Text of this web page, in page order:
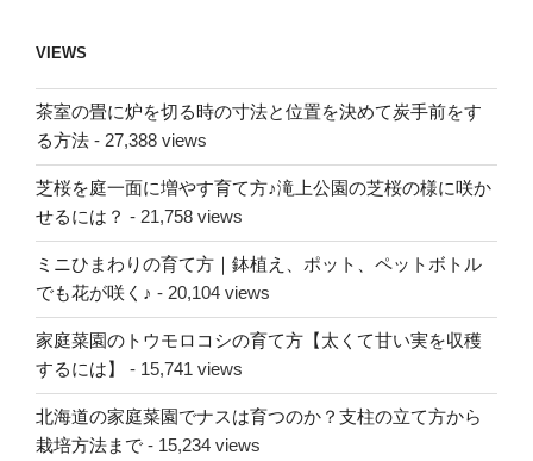
VIEWS
茶室の畳に炉を切る時の寸法と位置を決めて炭手前をす
る方法 - 27,388 views
芝桜を庭一面に増やす育て方♪滝上公園の芝桜の様に咲か
せるには？ - 21,758 views
ミニひまわりの育て方｜鉢植え、ポット、ペットボトル
でも花が咲く♪ - 20,104 views
家庭菜園のトウモロコシの育て方【太くて甘い実を収穫
するには】
- 15,741 views
北海道の家庭菜園でナスは育つのか？支柱の立て方から
栽培方法まで - 15,234 views